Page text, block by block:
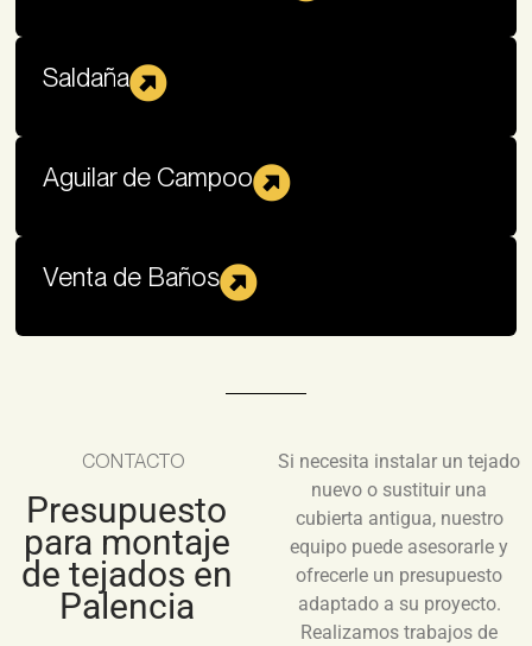
Saldaña
Aguilar de Campoo
Venta de Baños
CONTACTO
Presupuesto
para montaje
de tejados en
Palencia
Si necesita instalar un tejado
nuevo o sustituir una
cubierta antigua, nuestro
equipo puede asesorarle y
ofrecerle un presupuesto
adaptado a su proyecto.
Realizamos trabajos de